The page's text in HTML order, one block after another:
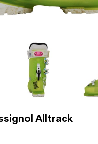
Alltrack